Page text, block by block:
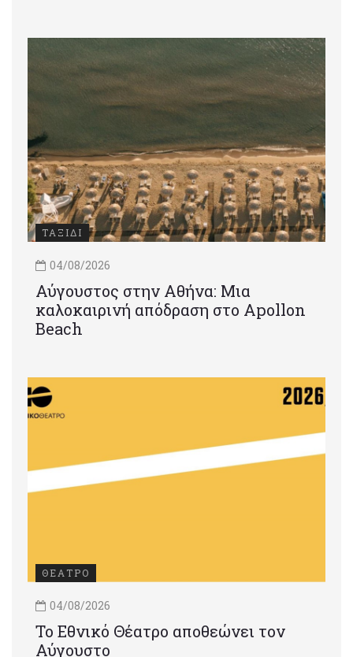
ΤΑΞΙΔΙ
04/08/2026
Αύγουστος στην Αθήνα: Μια
καλοκαιρινή απόδραση στο Apollon
Beach
ΘΕΑΤΡΟ
04/08/2026
Το Εθνικό Θέατρο αποθεώνει τον
Αύγουστο